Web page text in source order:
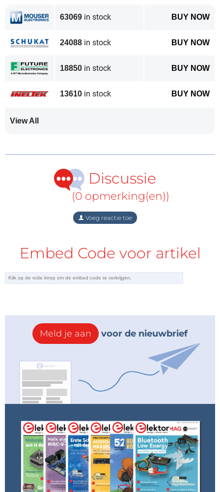
Leer meer over robots
microcontrollers of elektronica in het algemeen?
Bekijk alle educatieve video's en maak gebruik van
de kennis van experts op ons
Elektor YouTube-
Abonneer u op
63069 in stock BUY NOW
24088 in stock BUY NOW
18850 in stock BUY NOW
13610 in stock BUY NOW
View All
Discussie
(0 opmerking(en))
Voeg reactie toe
Embed Code voor artikel
Meld je aan voor de nieuwbrief